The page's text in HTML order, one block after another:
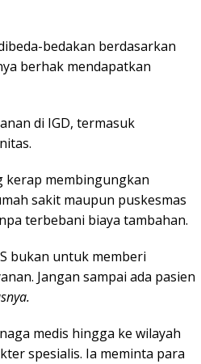
bedakan berdasarkan
berhak mendapatkan
di IGD, termasuk
kerap membingungkan
sakit maupun puskesmas
terbebani biaya tambahan.
bukan untuk memberi
Jangan sampai ada pasien
medis hingga ke wilayah
spesialis. Ia meminta para